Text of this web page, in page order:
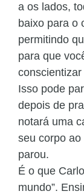
a os lados,
baixo para o
permitindo
para que
Isso pode
depois de
notará uma
seu corpo
parou.
É o que
mundo”.